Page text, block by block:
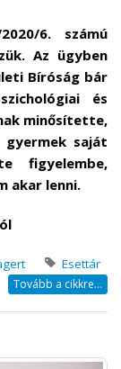
6. számú
Az ügyben
Bíróság bár
és
minősítette,
saját
figyelembe,
akar lenni.
Esettár
Tovább a cikkre...